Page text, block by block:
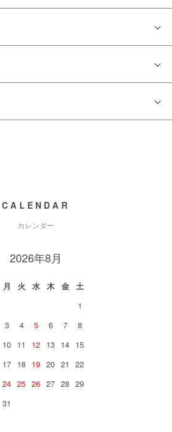
CALENDAR
カレンダー
2026年8月
月 火 水 木 金
土
1
3 4 5 6 7
8
10 11 12 13 14 15
17 18 19 20 21
22
24 25 26 27 28 29
31